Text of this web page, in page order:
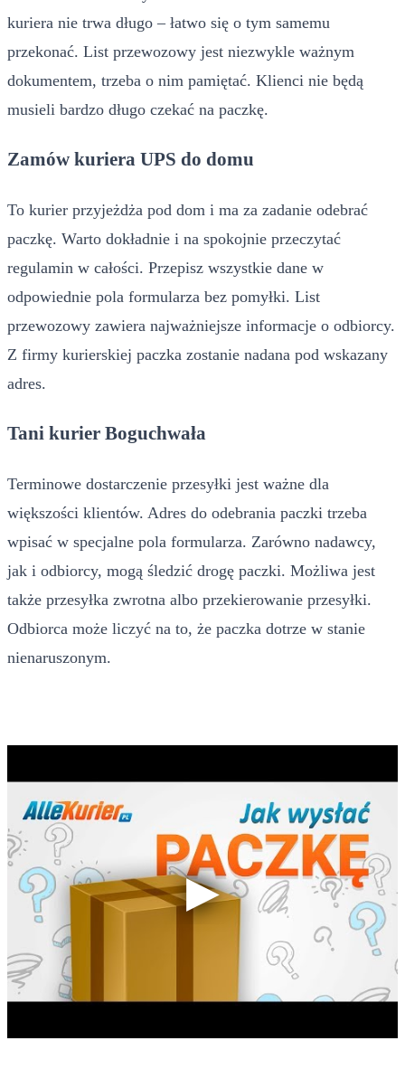
kuriera nie trwa długo – łatwo się o tym samemu
przekonać. List przewozowy jest niezwykle ważnym
dokumentem, trzeba o nim pamiętać. Klienci nie będą
musieli bardzo długo czekać na paczkę.
Zamów kuriera UPS do domu
To kurier przyjeżdża pod dom i ma za zadanie odebrać
paczkę. Warto dokładnie i na spokojnie przeczytać
regulamin w całości. Przepisz wszystkie dane w
odpowiednie pola formularza bez pomyłki. List
przewozowy zawiera najważniejsze informacje o odbiorcy.
Z firmy kurierskiej paczka zostanie nadana pod wskazany
adres.
Tani kurier Boguchwała
Terminowe dostarczenie przesyłki jest ważne dla
większości klientów. Adres do odebrania paczki trzeba
wpisać w specjalne pola formularza. Zarówno nadawcy,
jak i odbiorcy, mogą śledzić drogę paczki. Możliwa jest
także przesyłka zwrotna albo przekierowanie przesyłki.
Odbiorca może liczyć na to, że paczka dotrze w stanie
nienaruszonym.